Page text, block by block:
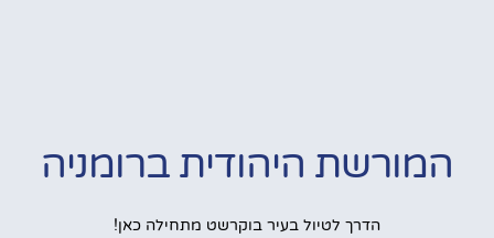
המורשת היהודית ברומניה
הדרך לטיול בעיר בוקרשט מתחילה כאן!